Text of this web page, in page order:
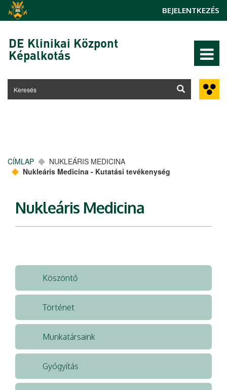
Ugrás a tartalomra
BEJELENTKEZÉS
DE Klinikai Központ
Képalkotás
CÍMLAP
NUKLEÁRIS MEDICINA
Nukleáris Medicina - Kutatási tevékenység
Nukleáris Medicina
Köszöntő
Történet
Munkatársaink
Gyógyítás